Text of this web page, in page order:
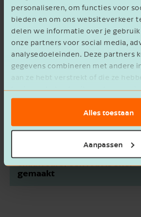
personaliseren, om functies voor
bieden en om ons websiteverkeer
delen we informatie over je
onze partners voor social media,
analysedoeleinden. Deze partners
gegevens combineren met andere
aan ze hebt verstrekt of die ze
basis van het gebruik van hun
Alles toestaan
Aanpassen
chauffeurs: een fout is snel
gemaakt